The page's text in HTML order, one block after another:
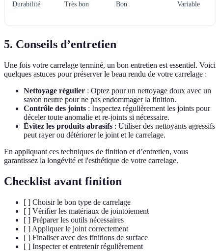
Durabilité Très bon Bon Variable
5. Conseils d’entretien
Une fois votre carrelage terminé, un bon entretien est essentiel. Voici
quelques astuces pour préserver le beau rendu de votre carrelage :
Nettoyage régulier : Optez pour un nettoyage doux avec un
savon neutre pour ne pas endommager la finition.
Contrôle des joints : Inspectez régulièrement les joints pour
déceler toute anomalie et re-joints si nécessaire.
Évitez les produits abrasifs : Utiliser des nettoyants agressifs
peut rayer ou détériorer le joint et le carrelage.
En appliquant ces techniques de finition et d’entretien, vous
garantissez la longévité et l'esthétique de votre carrelage.
Checklist avant finition
[ ] Choisir le bon type de carrelage
[ ] Vérifier les matériaux de jointoiement
[ ] Préparer les outils nécessaires
[ ] Appliquer le joint correctement
[ ] Finaliser avec des finitions de surface
[ ] Inspecter et entretenir régulièrement